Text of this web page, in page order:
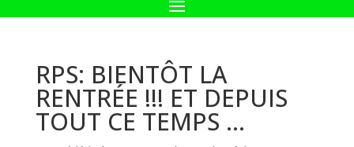
RPS: BIENTÔT LA
RENTRÉE !!! ET DEPUIS
TOUT CE TEMPS …